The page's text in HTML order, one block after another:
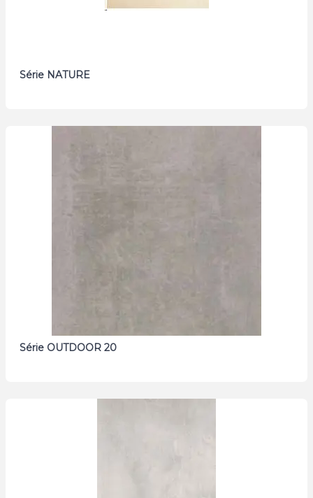
Série NATURE
Série OUTDOOR 20